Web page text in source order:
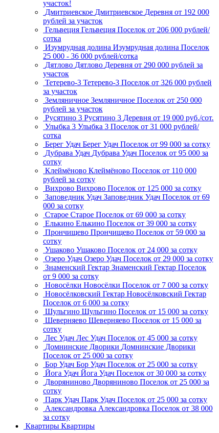
участок!
Дмитриевское Дмитриевское Деревня от 192 000
рублей за участок
Гельвеция Гельвеция Поселок от 206 000 рублей/
сотка
Изумрудная долина Изумрудная долина Поселок
25 000 - 36 000 рублей/сотка
Дятлово Дятлово Деревня от 290 000 рублей за
участок
Тетерево-3 Тетерево-3 Поселок от 326 000 рублей
за участок
Земляничное Земляничное Поселок от 250 000
рублей за участок
Русятино 3 Русятино 3 Деревня от 19 000 руб./сот.
Улыбка 3 Улыбка 3 Поселок от 31 000 рублей/
сотка
Берег Удач Берег Удач Поселок от 99 000 за сотку
Дубрава Удач Дубрава Удач Поселок от 95 000 за
сотку
Клеймёново Клеймёново Поселок от 110 000
рублей за сотку
Вихрово Вихрово Поселок от 125 000 за сотку
Заповедник Удач Заповедник Удач Поселок от 69
000 за сотку
Старое Старое Поселок от 69 000 за сотку
Елькино Елькино Поселок от 39 000 за сотку
Прончищево Прончищево Поселок от 59 000 за
сотку
Ушаково Ушаково Поселок от 24 000 за сотку
Озеро Удач Озеро Удач Поселок от 29 000 за сотку
Знаменский Гектар Знаменский Гектар Поселок
от 9 000 за сотку
Новосёлки Новосёлки Поселок от 7 000 за сотку
Новосёлковский Гектар Новосёлковский Гектар
Поселок от 6 000 за сотку
Шульгино Шульгино Поселок от 15 000 за сотку
Шеверняево Шеверняево Поселок от 15 000 за
сотку
Лес Удач Лес Удач Поселок от 45 000 за сотку
Домнинские Дворики Домнинские Дворики
Поселок от 25 000 за сотку
Бор Удач Бор Удач Поселок от 25 000 за сотку
Йога Удач Йога Удач Поселок от 30 000 за сотку
Дворяниново Дворяниново Поселок от 25 000 за
сотку
Парк Удач Парк Удач Поселок от 25 000 за сотку
Александровка Александровка Поселок от 38 000
за сотку
Квартиры Квартиры